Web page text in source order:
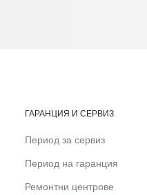
ГАРАНЦИЯ И СЕРВИЗ
Период за сервиз
Период на гаранция
Ремонтни центрове